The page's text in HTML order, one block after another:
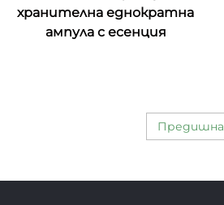
хранителна еднократна
ампула с есенция
Предишна